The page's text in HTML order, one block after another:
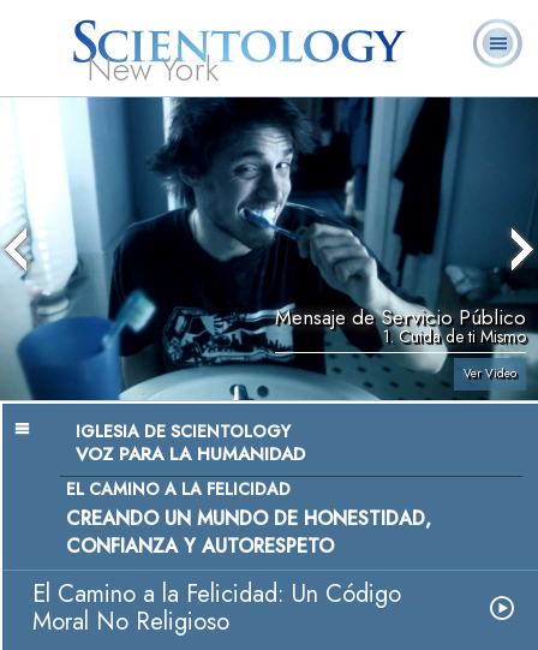
New York
L. Ronald
¿Qué es
Scientology?
Ministros
Voluntarios
Preguntas
Frecuentes
Mensaje de Servicio Público
1. Cuida de ti Mismo
Ver Video
IGLESIA DE SCIENTOLOGY
VOZ PARA LA HUMANIDAD
EL CAMINO A LA FELICIDAD
CREANDO UN MUNDO DE HONESTIDAD,
CONFIANZA Y AUTORESPETO
El Camino a la Felicidad: Un Código
Moral No Religioso